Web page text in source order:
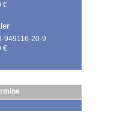
€
949116-20-9
€